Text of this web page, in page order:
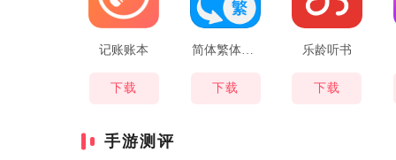
记账账本
下载
简体繁体火星文
下载
乐龄听书
下载
手游测评